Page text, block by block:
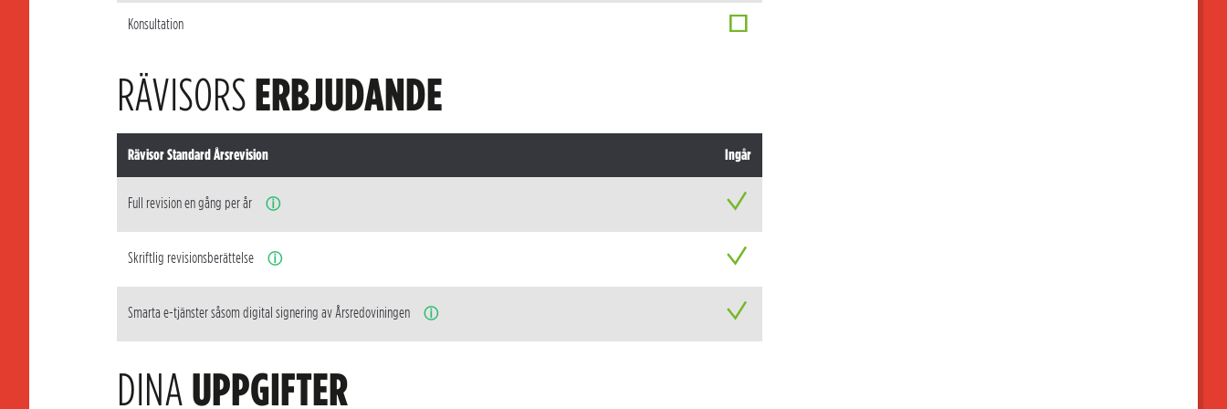
Konsultation
RÄVISORSERBJUDANDE
Rävisor Standard Årsrevision Ingår
Full revision en gång per år ⓘ
Skriftlig revisionsberättelse ⓘ
Smarta e-tjänster såsom digital signering av Årsredoviningen ⓘ
DINAUPPGIFTER